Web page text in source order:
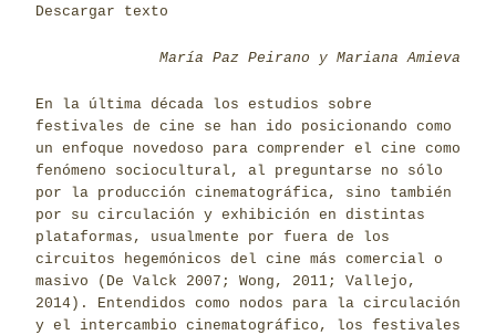
Descargar texto
María Paz Peirano y Mariana Amieva
En la última década los estudios sobre
festivales de cine se han ido posicionando como
un enfoque novedoso para comprender el cine como
fenómeno sociocultural, al preguntarse no sólo
por la producción cinematográfica, sino también
por su circulación y exhibición en distintas
plataformas, usualmente por fuera de los
circuitos hegemónicos del cine más comercial o
masivo (De Valck 2007; Wong, 2011; Vallejo,
2014). Entendidos como nodos para la circulación
y el intercambio cinematográfico, los festivales